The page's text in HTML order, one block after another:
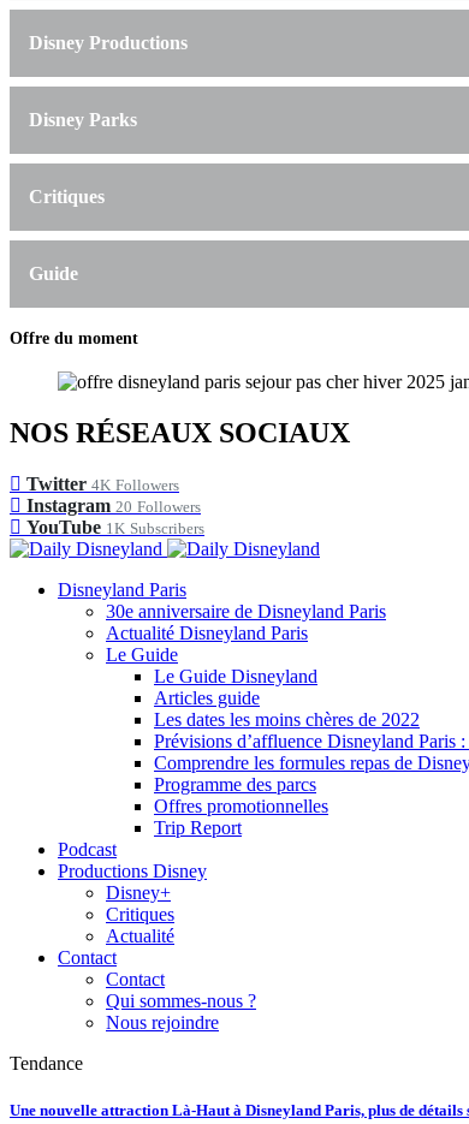
Disney Productions
Disney Parks
Critiques
Guide
Offre du moment
NOS RÉSEAUX SOCIAUX
Twitter 4K Followers
Instagram 20 Followers
YouTube 1K Subscribers
Disneyland Paris
30e anniversaire de Disneyland Paris
Actualité Disneyland Paris
Le Guide
Le Guide Disneyland
Articles guide
Les dates les moins chères de 2022
Prévisions d’affluence Disneyland Paris
Comprendre les formules repas de
Programme des parcs
Offres promotionnelles
Trip Report
Podcast
Productions Disney
Disney+
Critiques
Actualité
Contact
Contact
Qui sommes-nous ?
Nous rejoindre
Tendance
Une nouvelle attraction Là-Haut à Disneyland Paris, plus de